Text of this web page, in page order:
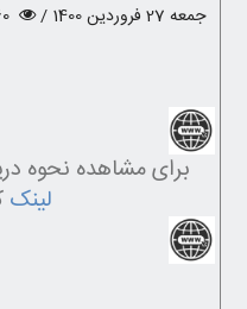
جمعه 27 فروردین 1400 /
برای مشاهده نحوه
لینک